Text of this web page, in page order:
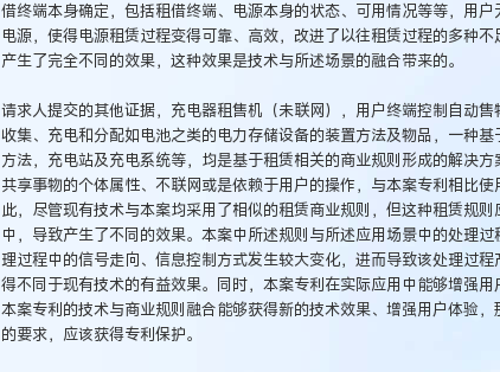
借终端本身确定，包括租借终端、电源本身的状态、可用情况等等，用
电源，使得电源租赁过程变得可靠、高效，改进了以往租赁过程的多种
产生了完全不同的效果，这种效果是技术与所述场景的融合带来的。
请求人提交的其他证据，充电器租售机（未联网），用户终端控制自动
收集、充电和分配如电池之类的电力存储设备的装置方法及物品，一种
方法，充电站及充电系统等，均是基于租赁相关的商业规则形成的解决
共享事物的个体属性、不联网或是依赖于用户的操作，与本案专利相比
此，尽管现有技术与本案均采用了相似的租赁商业规则，但这种租赁规
中，导致产生了不同的效果。本案中所述规则与所述应用场景中的处理
理过程中的信号走向、信息控制方式发生较大变化，进而导致该处理过
得不同于现有技术的有益效果。同时，本案专利在实际应用中能够增强用
本案专利的技术与商业规则融合能够获得新的技术效果、增强用户体验
的要求，应该获得专利保护。